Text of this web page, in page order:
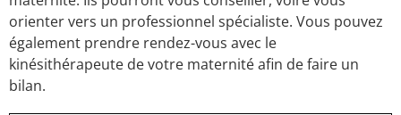
orienter vers un professionnel spécialiste. Vous pouvez
également prendre rendez-vous avec le
kinésithérapeute de votre maternité afin de faire un
bilan.